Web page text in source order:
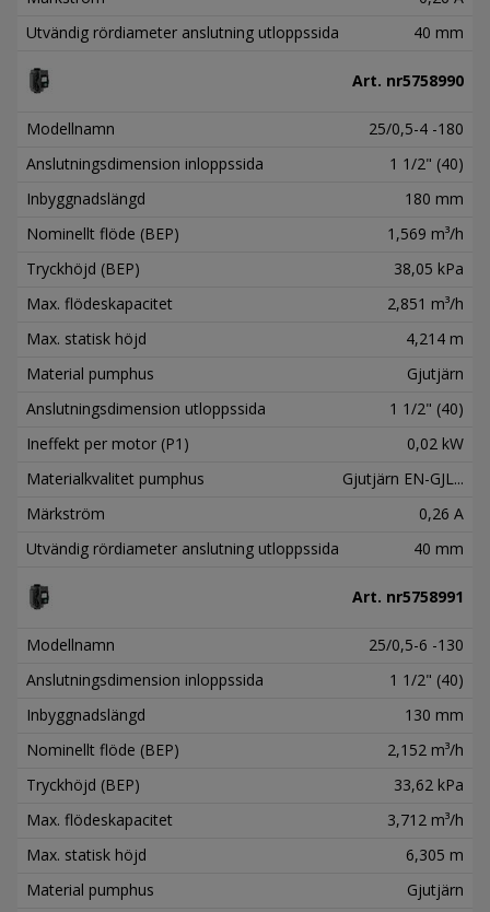
Utvändig rördiameter anslutning utloppssida
40 mm
Art. nr5758990
Modellnamn
25/0,5-4 -180
Anslutningsdimension inloppssida
1 1/2" (40)
Inbyggnadslängd
180 mm
Nominellt flöde (BEP)
1,569 m³/h
Tryckhöjd (BEP)
38,05 kPa
Max. flödeskapacitet
2,851 m³/h
Max. statisk höjd
4,214 m
Material pumphus
Gjutjärn
Anslutningsdimension utloppssida
1 1/2" (40)
Ineffekt per motor (P1)
0,02 kW
Materialkvalitet pumphus
Gjutjärn EN-GJL...
Märkström
0,26 A
Utvändig rördiameter anslutning utloppssida
40 mm
Art. nr5758991
Modellnamn
25/0,5-6 -130
Anslutningsdimension inloppssida
1 1/2" (40)
Inbyggnadslängd
130 mm
Nominellt flöde (BEP)
2,152 m³/h
Tryckhöjd (BEP)
33,62 kPa
Max. flödeskapacitet
3,712 m³/h
Max. statisk höjd
6,305 m
Material pumphus
Gjutjärn